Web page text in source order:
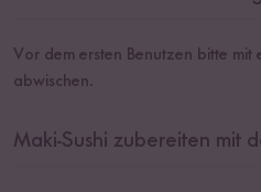
Vor dem ersten Benutzen bitte mit
abwischen.
Maki-Sushi zubereiten mit